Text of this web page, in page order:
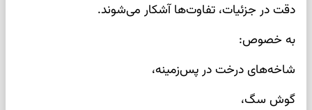
دقت در جزئیات، تفاوت‌ها آشکار می‌شوند.
به خصوص:
شاخه‌های درخت در پس‌زمینه،
گوش سگ،